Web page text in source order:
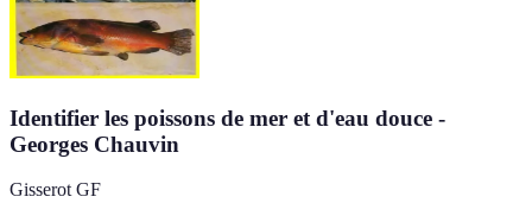
Identifier les poissons de mer et d'eau douce -
Georges Chauvin
Gisserot GF